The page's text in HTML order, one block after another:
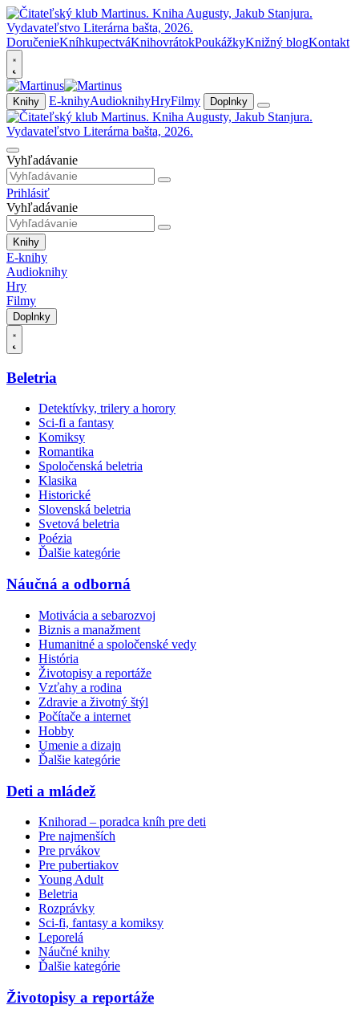
DoručenieKníhkupectváKnihovrátokPoukážkyKnižný blogKontakt
Knihy E-knihyAudioknihyHryFilmy Doplnky
Vyhľadávanie
Prihlásiť
Vyhľadávanie
Knihy
E-knihy
Audioknihy
Hry
Filmy
Doplnky
Beletria
Detektívky, trilery a horory
Sci-fi a fantasy
Komiksy
Romantika
Spoločenská beletria
Klasika
Historické
Slovenská beletria
Svetová beletria
Poézia
Ďalšie kategórie
Náučná a odborná
Motivácia a sebarozvoj
Biznis a manažment
Humanitné a spoločenské vedy
História
Životopisy a reportáže
Vzťahy a rodina
Zdravie a životný štýl
Počítače a internet
Hobby
Umenie a dizajn
Ďalšie kategórie
Deti a mládež
Knihorad – poradca kníh pre deti
Pre najmenších
Pre prvákov
Pre pubertiakov
Young Adult
Beletria
Rozprávky
Sci-fi, fantasy a komiksy
Leporelá
Náučné knihy
Ďalšie kategórie
Životopisy a reportáže